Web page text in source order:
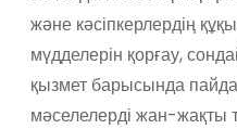
және кәсіпкерлердің
мүдделерін қорғау,
қызмет барысында
мәселелерді жан-жақты